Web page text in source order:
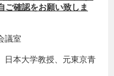
ご確認をお願い致しま
室
本大学教授、元東京青